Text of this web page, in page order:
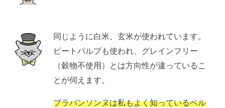
同じように白米、玄米が使われています。
ビートパルプも使われ、グレインフリー
（穀物不使用）とは方向性が違っているこ
とが伺えます。
ブラバンソンヌは私もよく知っているベル